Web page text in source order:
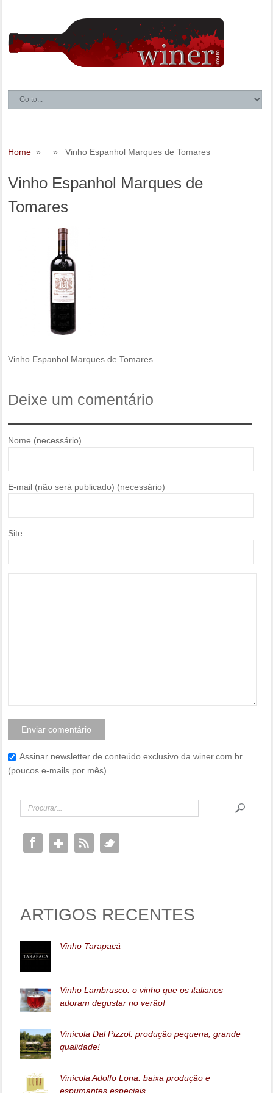
Home » » Vinho Espanhol Marques de Tomares
Vinho Espanhol Marques de
Tomares
Vinho Espanhol Marques de Tomares
Deixe um comentário
Nome (necessário)
E-mail (não será publicado) (necessário)
Site
Assinar newsletter de conteúdo exclusivo da winer.com.br
(poucos e-mails por mês)
ARTIGOS RECENTES
Vinho Tarapacá
Vinho Lambrusco: o vinho que os italianos
adoram degustar no verão!
Vinícola Dal Pizzol: produção pequena, grande
qualidade!
Vinícola Adolfo Lona: baixa produção e
espumantes especiais